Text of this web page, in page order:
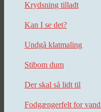
Krydsning tilladt
Kan I se det?
Undgå klatmaling
Stibom dum
Der skal så lidt til
Fodgængerfelt for